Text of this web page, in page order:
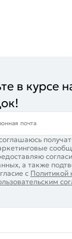
в курсе
почта
а также
с Политикой